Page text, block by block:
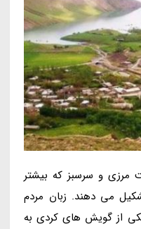
مرزی و سرسبز که بیشتر
می دهند. زبان مردم
از گویش های کردی به